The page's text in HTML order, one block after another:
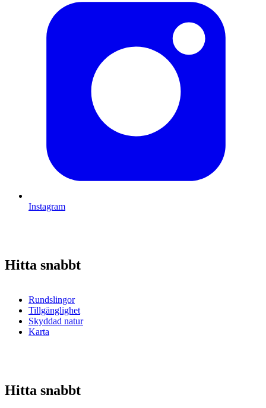
Instagram
Hitta snabbt
Rundslingor
Tillgänglighet
Skyddad natur
Karta
Hitta snabbt